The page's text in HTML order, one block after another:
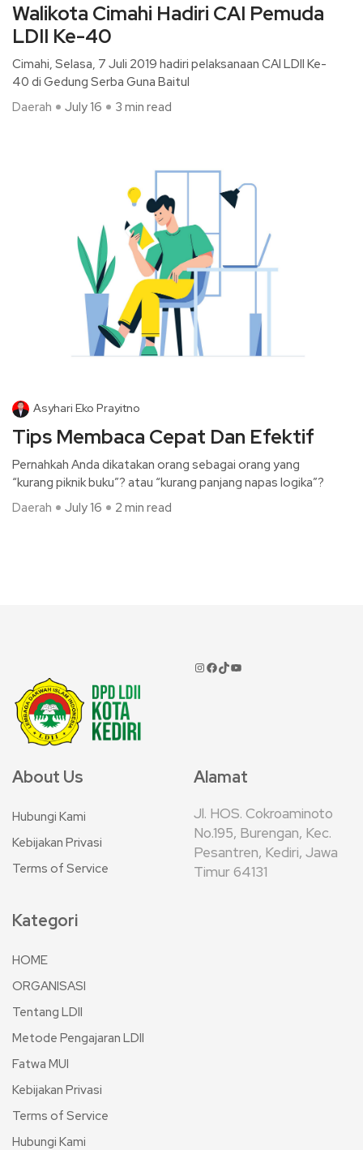
Walikota Cimahi Hadiri CAI Pemuda
LDII Ke-40
Cimahi, Selasa, 7 Juli 2019 hadiri pelaksanaan CAI LDII Ke-
40 di Gedung Serba Guna Baitul
Daerah
July 16 3 min read
Asyhari Eko Prayitno
Tips Membaca Cepat Dan Efektif
Pernahkah Anda dikatakan orang sebagai orang yang
“kurang piknik buku”? atau “kurang panjang napas logika”?
Daerah
July 16 2 min read
About Us
Hubungi Kami
Kebijakan Privasi
Terms of Service
Alamat
Jl. HOS. Cokroaminoto
No.195, Burengan, Kec.
Pesantren, Kediri, Jawa
Timur 64131
Kategori
HOME
ORGANISASI
Tentang LDII
Metode Pengajaran LDII
Fatwa MUI
Kebijakan Privasi
Terms of Service
Hubungi Kami